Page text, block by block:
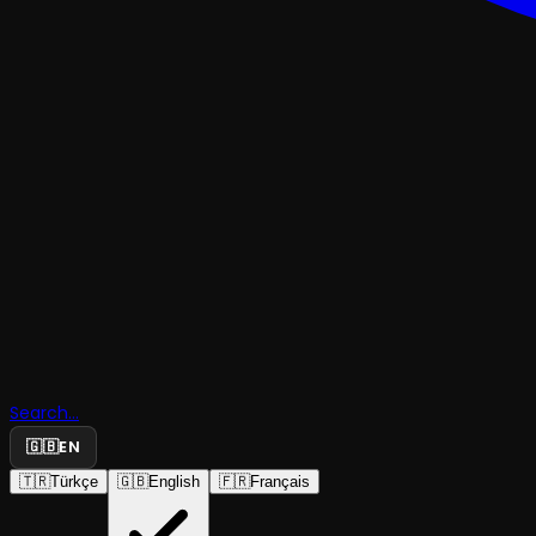
Search...
🇬🇧EN
🇹🇷Türkçe 🇬🇧English 🇫🇷Français